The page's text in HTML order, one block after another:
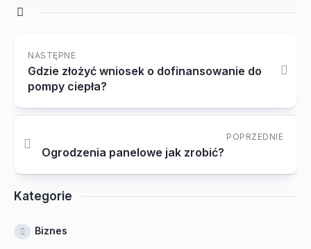
NASTĘPNE
Gdzie złożyć wniosek o dofinansowanie do
pompy ciepła?
POPRZEDNIE
Ogrodzenia panelowe jak zrobić?
Kategorie
Biznes